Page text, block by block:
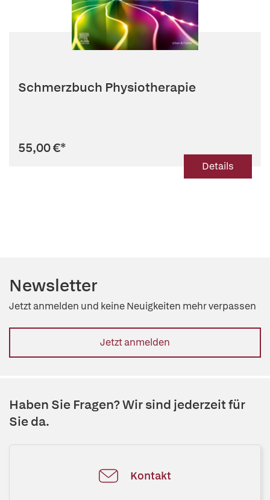
Schmerzbuch Physiotherapie
55,00 €*
Details
Newsletter
Jetzt anmelden und keine Neuigkeiten mehr verpassen
Jetzt anmelden
Haben Sie Fragen? Wir sind jederzeit für
Sie da.
Kontakt